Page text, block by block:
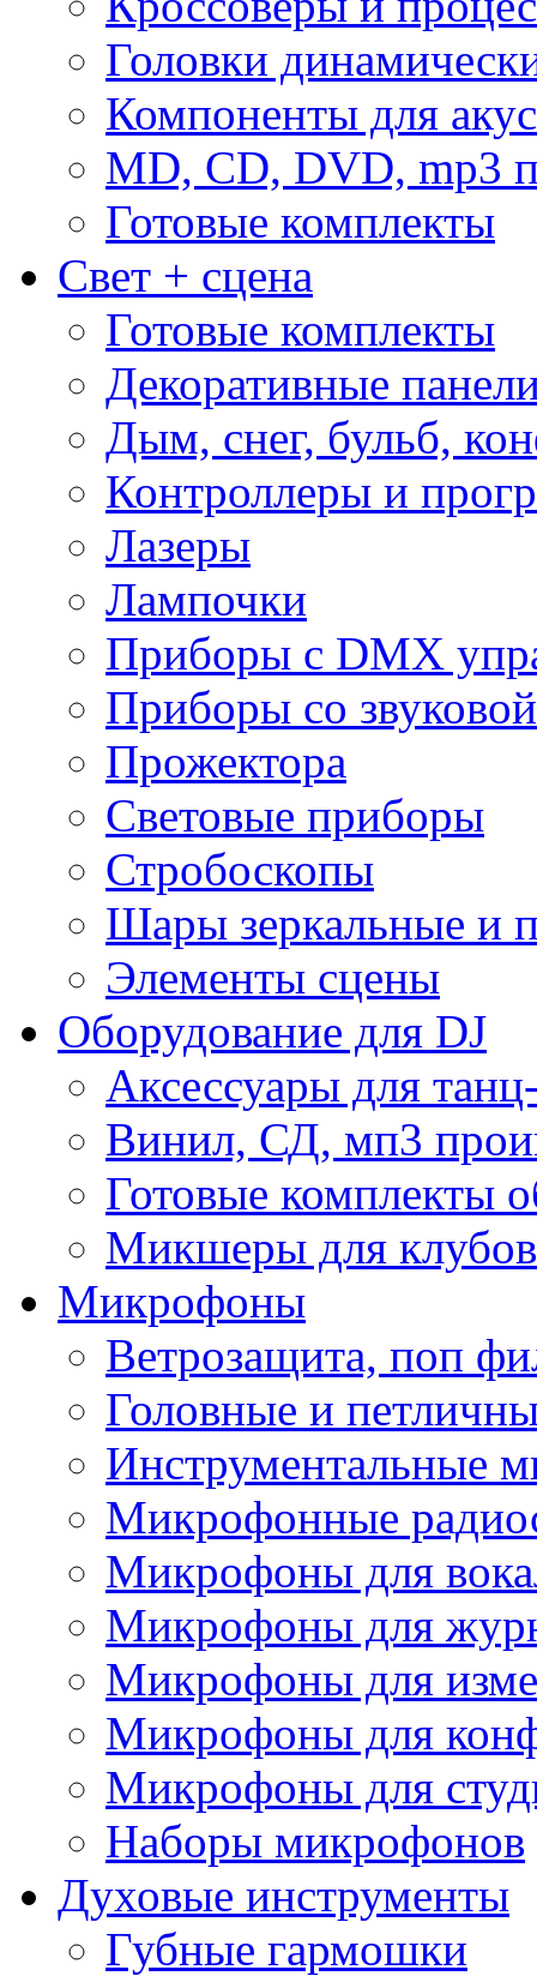
Головки
Компоненты для
MD, CD, DVD, mp3
Готовые комплекты
Свет + сцена
Готовые комплекты
Декоративные
Дым, снег, бульб,
Контроллеры и
Лазеры
Лампочки
Приборы с DMX
Приборы со
Прожектора
Световые приборы
Стробоскопы
Шары зеркальные и
Элементы сцены
Оборудование для DJ
Аксессуары для
Винил, СД, мп3
Готовые комплекты
Микшеры для клубов
Микрофоны
Ветрозащита, поп
Головные и
Инструментальные
Микрофонные
Микрофоны для
Микрофоны для
Микрофоны для
Микрофоны для
Микрофоны для
Наборы микрофонов
Духовые инструменты
Губные гармошки